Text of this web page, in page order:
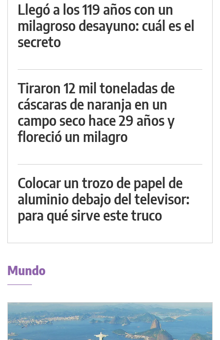
Llegó a los 119 años con un
milagroso desayuno: cuál es el
secreto
Tiraron 12 mil toneladas de
cáscaras de naranja en un
campo seco hace 29 años y
floreció un milagro
Colocar un trozo de papel de
aluminio debajo del televisor:
para qué sirve este truco
Mundo